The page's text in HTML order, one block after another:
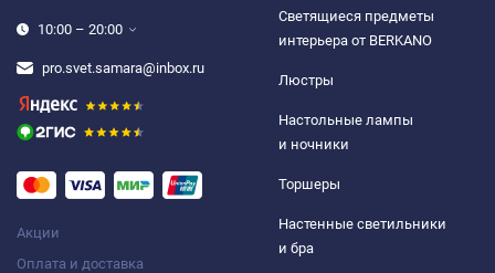
10:00 – 20:00
pro.svet.samara@inbox.ru
Акции
Оплата и доставка
Светящиеся предметы
интерьера от BERKANO
Люстры
Настольные лампы
и ночники
Торшеры
Настенные светильники
и бра